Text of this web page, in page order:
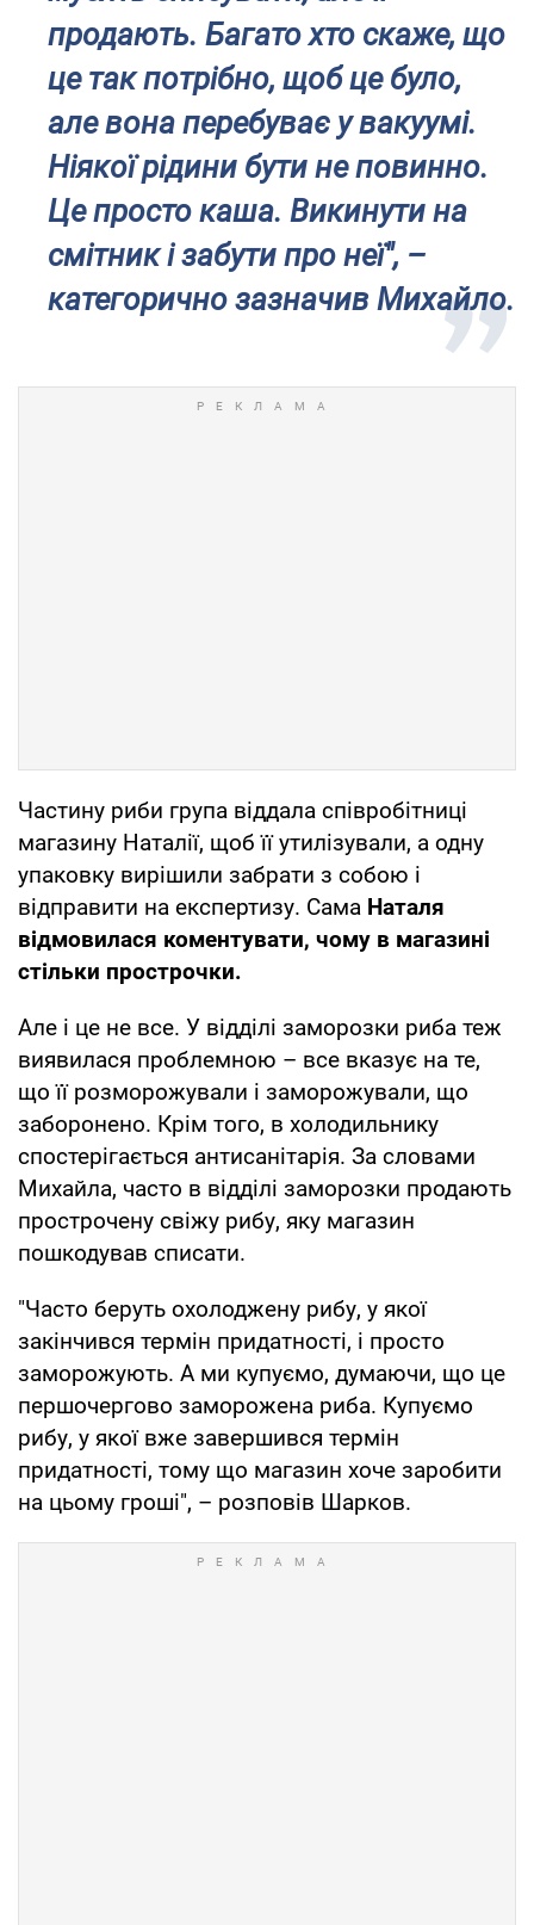
продають. Багато хто скаже, що
це так потрібно, щоб це було,
але вона перебуває у вакуумі.
Ніякої рідини бути не повинно.
Це просто каша. Викинути на
смітник і забути про неї", –
категорично зазначив Михайло.
Частину риби група віддала співробітниці
магазину Наталії, щоб її утилізували, а одну
упаковку вирішили забрати з собою і
відправити на експертизу. Сама Наталя
відмовилася коментувати, чому в магазині
стільки прострочки.
Але і це не все. У відділі заморозки риба теж
виявилася проблемною – все вказує на те,
що її розморожували і заморожували, що
заборонено. Крім того, в холодильнику
спостерігається антисанітарія. За словами
Михайла, часто в відділі заморозки продають
прострочену свіжу рибу, яку магазин
пошкодував списати.
"Часто беруть охолоджену рибу, у якої
закінчився термін придатності, і просто
заморожують. А ми купуємо, думаючи, що це
першочергово заморожена риба. Купуємо
рибу, у якої вже завершився термін
придатності, тому що магазин хоче заробити
на цьому гроші", – розповів Шарков.